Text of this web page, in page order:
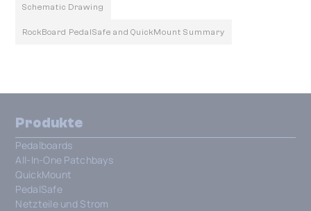
Schematic Drawing
RockBoard PedalSafe and QuickMount Summary
Produkte
Pedalboards
All-In-One Patchbays
QuickMount
PedalSafe
Netzteile und Strom